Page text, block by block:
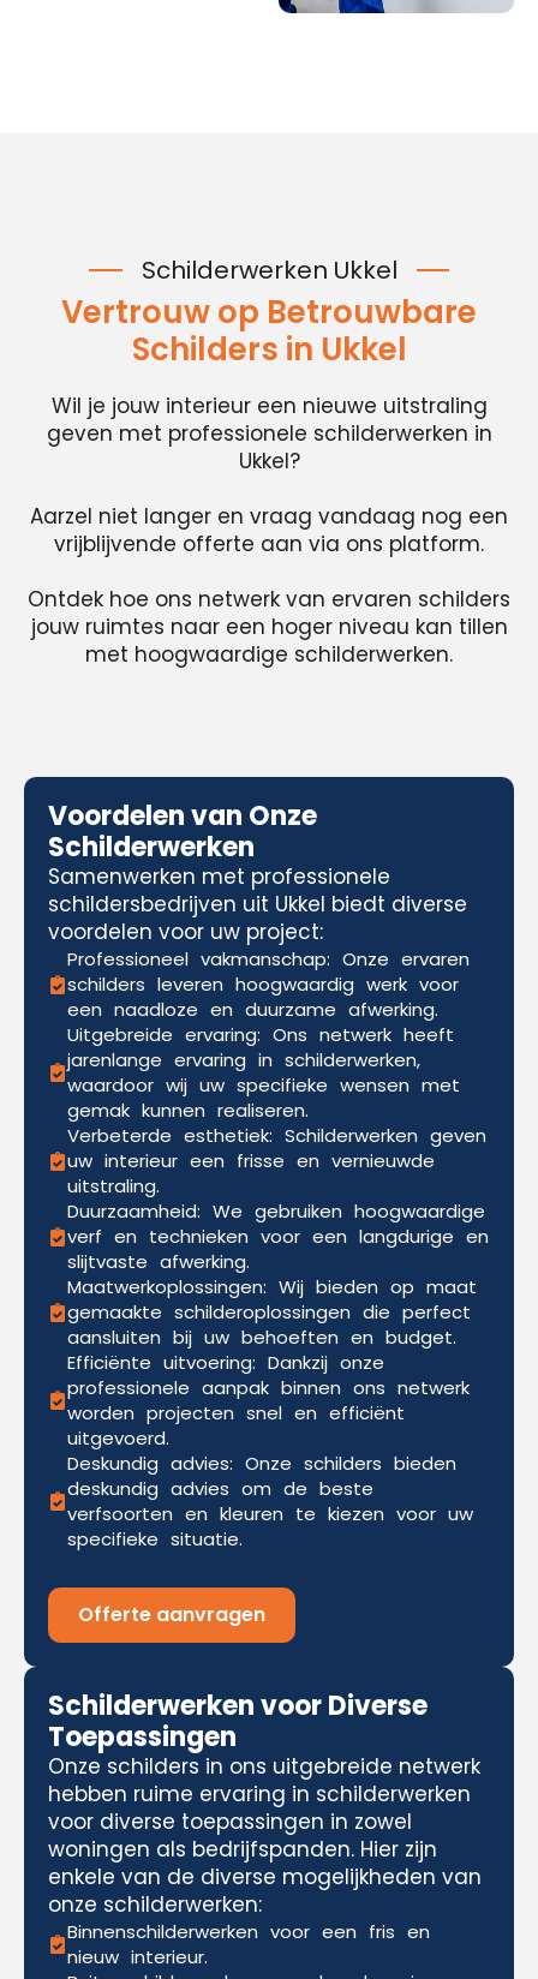
Schilderwerken Ukkel
Vertrouw op Betrouwbare
Schilders in Ukkel
Wil je jouw interieur een nieuwe uitstraling
geven met professionele schilderwerken in
Ukkel?
Aarzel niet langer en vraag vandaag nog een
vrijblijvende offerte aan via ons platform.
Ontdek hoe ons netwerk van ervaren schilders
jouw ruimtes naar een hoger niveau kan tillen
met hoogwaardige schilderwerken.
Voordelen van Onze
Schilderwerken
Samenwerken met professionele
schildersbedrijven uit Ukkel biedt diverse
voordelen voor uw project:
Professioneel vakmanschap: Onze ervaren
schilders leveren hoogwaardig werk voor
een naadloze en duurzame afwerking.
Uitgebreide ervaring: Ons netwerk heeft
jarenlange ervaring in schilderwerken,
waardoor wij uw specifieke wensen met
gemak kunnen realiseren.
Verbeterde esthetiek: Schilderwerken geven
uw interieur een frisse en vernieuwde
uitstraling.
Duurzaamheid: We gebruiken hoogwaardige
verf en technieken voor een langdurige en
slijtvaste afwerking.
Maatwerkoplossingen: Wij bieden op maat
gemaakte schilderoplossingen die perfect
aansluiten bij uw behoeften en budget.
Efficiënte uitvoering: Dankzij onze
professionele aanpak binnen ons netwerk
worden projecten snel en efficiënt
uitgevoerd.
Deskundig advies: Onze schilders bieden
deskundig advies om de beste
verfsoorten en kleuren te kiezen voor uw
specifieke situatie.
Offerte aanvragen
Schilderwerken voor Diverse
Toepassingen
Onze schilders in ons uitgebreide netwerk
hebben ruime ervaring in schilderwerken
voor diverse toepassingen in zowel
woningen als bedrijfspanden. Hier zijn
enkele van de diverse mogelijkheden van
onze schilderwerken:
Binnenschilderwerken voor een fris en
nieuw interieur.